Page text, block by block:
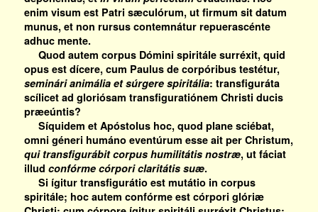
enim visum est Patri sæculórum, ut firmum sit datum
munus, et non rursus contemnátur repuerascénte
adhuc mente.
Quod autem corpus Dómini spiritále surréxit, quid
opus est dícere, cum Paulus de corpóribus testétur,
seminári animália et súrgere spiritália: transfiguráta
scílicet ad gloriósam transfiguratiónem Christi ducis
præeúntis?
Síquidem et Apóstolus hoc, quod plane sciébat,
omni géneri humáno eventúrum esse ait per Christum,
qui transfigurábit corpus humilitátis nostræ, ut fáciat
illud confórme córpori claritátis suæ.
Si ígitur transfigurátio est mutátio in corpus
spiritále; hoc autem confórme est córpori glóriæ